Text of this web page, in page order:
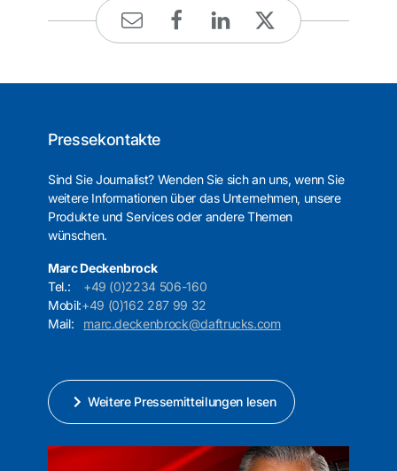
Pressekontakte
Sind Sie Journalist? Wenden Sie sich an uns, wenn Sie
weitere Informationen über das Unternehmen, unsere
Produkte und Services oder andere Themen
wünschen.
Marc Deckenbrock
Tel.: +49 (0)2234 506-160
Mobil:+49 (0)162 287 99 32
Mail: marc.deckenbrock@daftrucks.com
Weitere Pressemitteilungen lesen